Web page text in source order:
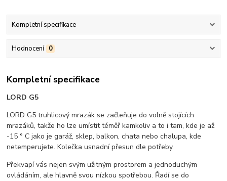
Kompletní specifikace
Hodnocení 0
Kompletní specifikace
LORD G5
LORD G5 truhlicový mrazák se začleňuje do volně stojících
mrazáků, takže ho lze umístit téměř kamkoliv a to i tam, kde je až
-15 ° C jako je garáž, sklep, balkon, chata nebo chalupa, kde
netemperujete. Kolečka usnadní přesun dle potřeby.
Překvapí vás nejen svým užitným prostorem a jednoduchým
ovládáním, ale hlavně svou nízkou spotřebou. Řadí se do